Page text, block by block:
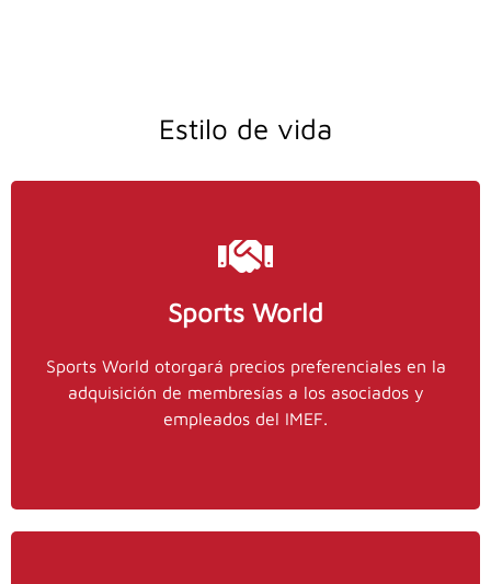
Estilo de vida
Sports World
Sports World otorgará precios preferenciales en la
adquisición de membresías a los asociados y
empleados del IMEF.
Contactos
Stephanie Tinajero,
stinajero@imef.org.mx
y
55
9151 5100
ext. 0